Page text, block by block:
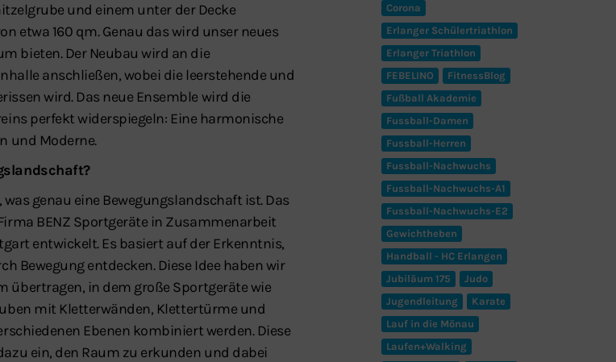
und einem unter der Decke
etwa 160 qm. Genau das wird unser neues
bieten. Der Neubau wird an die
anschließen, wobei die leerstehende und
wird. Das neue Ensemble wird die
perfekt widerspiegeln: Eine harmonische
und Moderne.
genau eine Bewegungslandschaft ist. Das
BENZ Sportgeräte in Zusammenarbeit
entwickelt. Es basiert auf der Erkenntnis,
Bewegung entdecken. Diese Idee haben wir
übertragen, in dem große Sportgeräte wie
mit Kletterwänden, Klettertürme und
Ebenen kombiniert werden. Diese
ein, den Raum zu erkunden und dabei
Corona
Erlanger Schülertriathlon
Erlanger Triathlon
FEBELINO
FitnessBlog
Fußball Akademie
Fussball-Damen
Fussball-Herren
Fussball-Nachwuchs
Fussball-Nachwuchs-A1
Fussball-Nachwuchs-E2
Gewichtheben
Handball - HC Erlangen
Jubiläum 175
Judo
Jugendleitung
Karate
Lauf in die Mönau
Laufen+Walking